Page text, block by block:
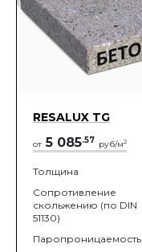
RESALUX TG
от 5 085.57 руб/м2
Толщина
Сопротивление
скольжению (по DIN
51130)
Паропроницаемость